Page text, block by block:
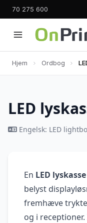
70 275 600
Hjem Ordbog
LED
Engelsk: LED
En LED lyskasse
belyst
fremhæve
og i